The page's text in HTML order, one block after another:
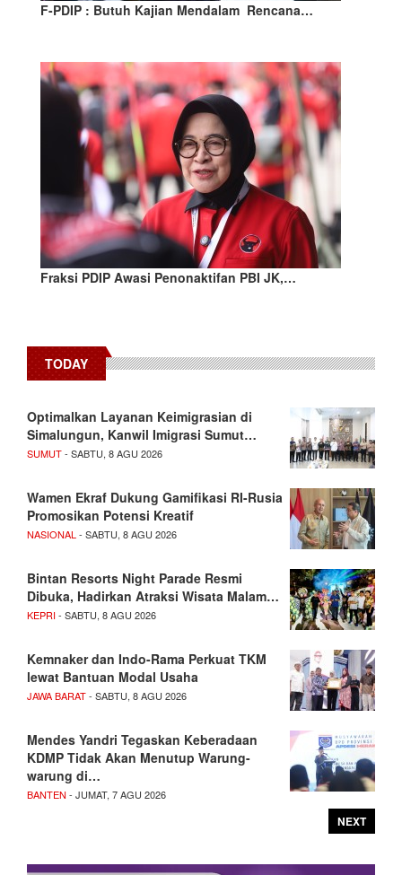
F-PDIP : Butuh Kajian Mendalam Rencana…
Fraksi PDIP Awasi Penonaktifan PBI JK,…
TODAY
Optimalkan Layanan Keimigrasian di
Simalungun, Kanwil Imigrasi Sumut…
SUMUT- SABTU, 8 AGU 2026
Wamen Ekraf Dukung Gamifikasi RI-Rusia
Promosikan Potensi Kreatif
NASIONAL- SABTU, 8 AGU 2026
Bintan Resorts Night Parade Resmi
Dibuka, Hadirkan Atraksi Wisata Malam…
KEPRI- SABTU, 8 AGU 2026
Kemnaker dan Indo-Rama Perkuat TKM
lewat Bantuan Modal Usaha
JAWA BARAT- SABTU, 8 AGU 2026
Mendes Yandri Tegaskan Keberadaan
KDMP Tidak Akan Menutup Warung-
warung di…
BANTEN - JUMAT, 7 AGU 2026
NEXT